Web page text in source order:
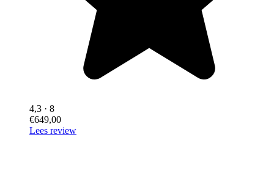
4,3 · 8
€649,00
Lees review